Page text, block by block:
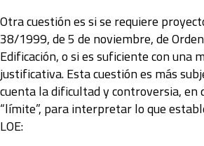
Otra cuestión es si se requiere
38/1999, de 5 de noviembre, de
Edificación, o si es suficiente con una
justificativa. Esta cuestión es más
cuenta la dificultad y controversia, en
“límite”, para interpretar lo que
LOE: